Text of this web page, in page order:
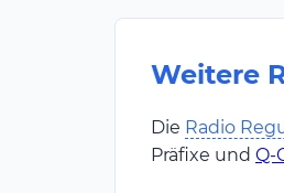
Weitere
Die Radio
Präfixe und Q-